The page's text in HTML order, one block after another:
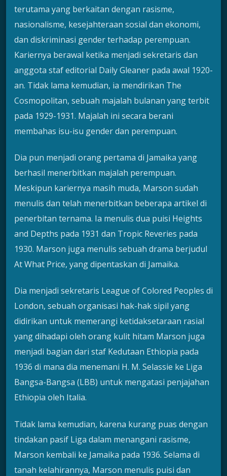
terutama yang berkaitan dengan rasisme,
nasionalisme, kesejahteraan sosial dan ekonomi,
dan diskriminasi gender terhadap perempuan.
Kariernya berawal ketika menjadi sekretaris dan
anggota staf editorial Daily Gleaner pada awal 1920-
an. Tidak lama kemudian, ia mendirikan The
Cosmopolitan, sebuah majalah bulanan yang terbit
pada 1929-1931. Majalah ini secara berani
membahas isu-isu gender dan perempuan.
Dia pun menjadi orang pertama di Jamaika yang
berhasil menerbitkan majalah perempuan.
Meskipun kariernya masih muda, Marson sudah
menulis dan telah menerbitkan beberapa artikel di
penerbitan ternama. Ia menulis dua puisi Heights
and Depths pada 1931 dan Tropic Reveries pada
1930. Marson juga menulis sebuah drama berjudul
At What Price, yang dipentaskan di Jamaika.
Dia menjadi sekretaris League of Colored Peoples di
London, sebuah organisasi hak-hak sipil yang
didirikan untuk memerangi ketidaksetaraan rasial
yang dihadapi oleh orang kulit hitam Marson juga
menjadi bagian dari staf Kedutaan Ethiopia pada
1936 di mana dia menemani H. M. Selassie ke Liga
Bangsa-Bangsa (LBB) untuk mengatasi penjajahan
Ethiopia oleh Italia.
Tidak lama kemudian, karena kurang puas dengan
tindakan pasif Liga dalam menangani rasisme,
Marson kembali ke Jamaika pada 1936. Selama di
tanah kelahirannya, Marson menulis puisi dan